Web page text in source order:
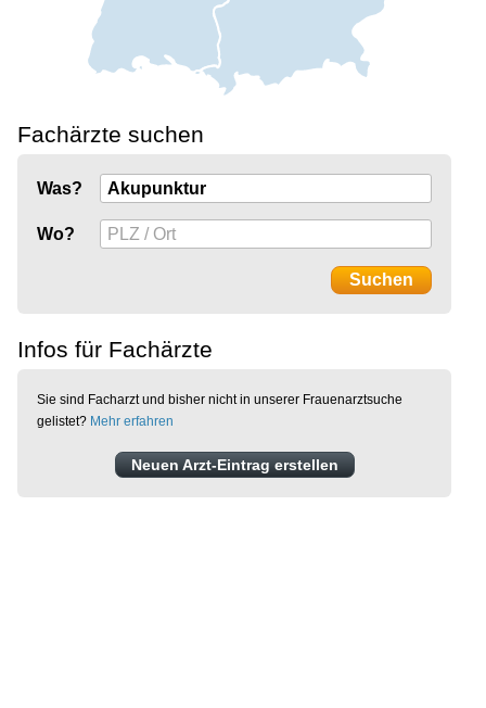
Fachärzte suchen
Was?
Wo?
Infos für Fachärzte
Sie sind Facharzt und bisher nicht in unserer Frauenarztsuche
gelistet? Mehr erfahren
Neuen Arzt-Eintrag erstellen